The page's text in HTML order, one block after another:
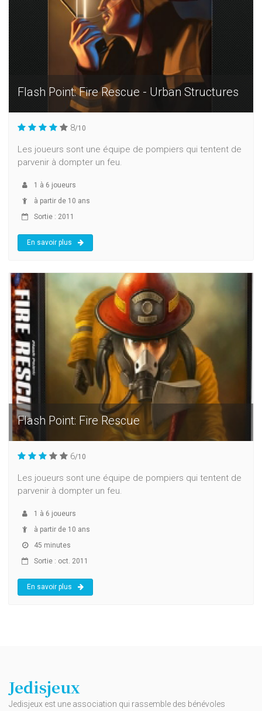
Flash Point: Fire Rescue - Urban Structures
8/10
Les joueurs sont une équipe de pompiers qui tentent de
parvenir à dompter un feu.
1 à 6 joueurs
à partir de 10 ans
Sortie : 2011
En savoir plus
Flash Point: Fire Rescue
6/10
Les joueurs sont une équipe de pompiers qui tentent de
parvenir à dompter un feu.
1 à 6 joueurs
à partir de 10 ans
45 minutes
Sortie : oct. 2011
En savoir plus
Jedisjeux
Jedisjeux est une association qui rassemble des bénévoles